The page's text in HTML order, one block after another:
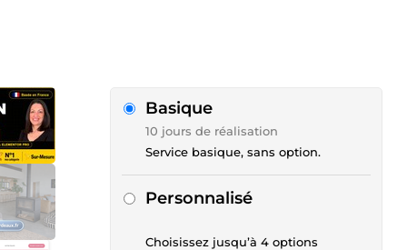
Basique
10 jours de réalisation
Service basique, sans option.
Personnalisé
Choisissez jusqu’à 4 options